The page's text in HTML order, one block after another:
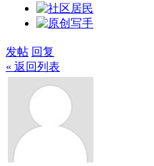
发帖 回复
« 返回列表